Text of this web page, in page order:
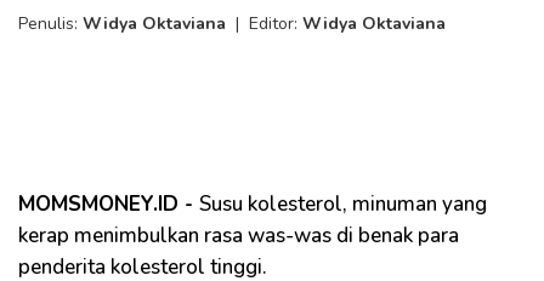
Penulis: Widya Oktaviana | Editor: Widya Oktaviana
MOMSMONEY.ID - Susu kolesterol, minuman yang
kerap menimbulkan rasa was-was di benak para
penderita kolesterol tinggi.